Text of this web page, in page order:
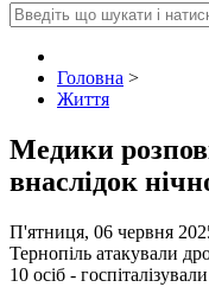
Головна >
Життя
Медики
внаслідок
П'ятниця, 06 червня
Тернопіль атакували
10 осіб -